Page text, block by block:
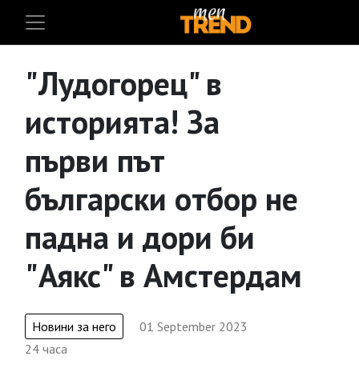
"Лудогорец" в
историята! За
първи път
български отбор не
падна и дори би
"Аякс" в Амстердам
Новини за него
01 September 2023
24 часа